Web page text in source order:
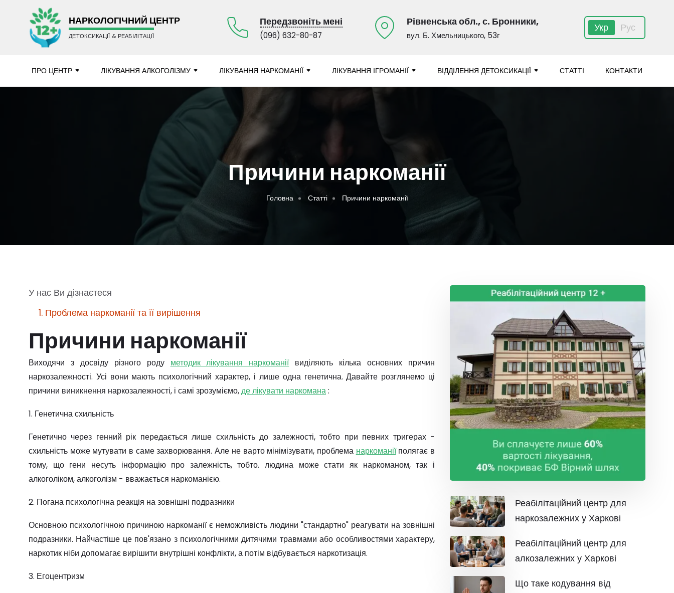
НАРКОЛОГІЧНИЙ ЦЕНТР
ДЕТОКСИКАЦІЇ & РЕАБІЛІТАЦІЇ
Передзвоніть мені
(096) 632-80-87
Рівненська обл., с. Бронники,
вул. Б. Хмельницького, 53г
Укр Рус
ПРО ЦЕНТР ЛІКУВАННЯ АЛКОГОЛІЗМУ ЛІКУВАННЯ НАРКОМАНІЇ ЛІКУВАННЯ ІГРОМАНІЇ ВІДДІЛЕННЯ ДЕТОКСИКАЦІЇ СТАТТІ КОНТАКТИ
Причини наркоманії
Головна Статті Причини наркоманії
У нас Ви дізнаєтеся
1. Проблема наркоманії та її вирішення
Причини наркоманії
Виходячи з досвіду різного роду методик лікування наркоманіївиділяють кілька основних причин
наркозалежності. Усі вони мають психологічний характер, і лише одна генетична. Давайте розглянемо ці
причини виникнення наркозалежності, і самі зрозуміємо,де лікувати наркомана:
1. Генетична схильність
Генетично через генний рік передається лише схильність до залежності, тобто при певних тригерах -
схильність може мутувати в саме захворювання. Але не варто мінімізувати, проблема наркоманіїполягає в
тому, що гени несуть інформацію про залежність, тобто. людина може стати як наркоманом, так і
алкоголіком, алкоголізм - вважається наркоманією.
2. Погана психологічна реакція на зовнішні подразники
Основною психологічною причиною наркоманії є неможливість людини "стандартно" реагувати на зовнішні
подразники. Найчастіше це пов'язано з психологічними дитячими травмами або особливостями характеру,
наркотик ніби допомагає вирішити внутрішні конфлікти, а потім відбувається наркотизація.
3. Егоцентризм
Реабілітаційний центр для
наркозалежних у Харкові
Реабілітаційний центр для
алкозалежних у Харкові
Що таке кодування від